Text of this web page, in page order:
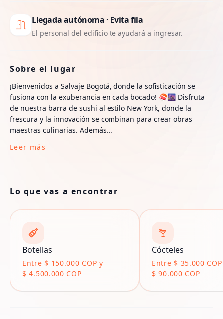
Llegada autónoma · Evita fila
El personal del edificio te ayudará a ingresar.
Sobre el lugar
¡Bienvenidos a Salvaje Bogotá, donde la sofisticación se
fusiona con la exuberancia en cada bocado! 🍣🌆 Disfruta
de nuestra barra de sushi al estilo New York, donde la
frescura y la innovación se combinan para crear obras
maestras culinarias. Además...
Leer más
Lo que vas a encontrar
Botellas
Entre $ 150.000 COP y
$ 4.500.000 COP
Cócteles
Entre $ 35.000
$ 90.000 COP